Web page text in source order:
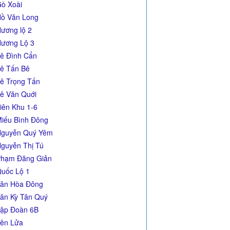
Xoài
Văn Long
lộ 2
Lộ 3
Đình Cẩn
Tấn Bê
Trọng Tấn
Văn Quới
Khu 1-6
Bình Đông
Quý Yêm
Thị Tú
Đăng Giản
Lộ 1
Hòa Đông
Kỳ Tân Quý
Đoàn 6B
Lửa